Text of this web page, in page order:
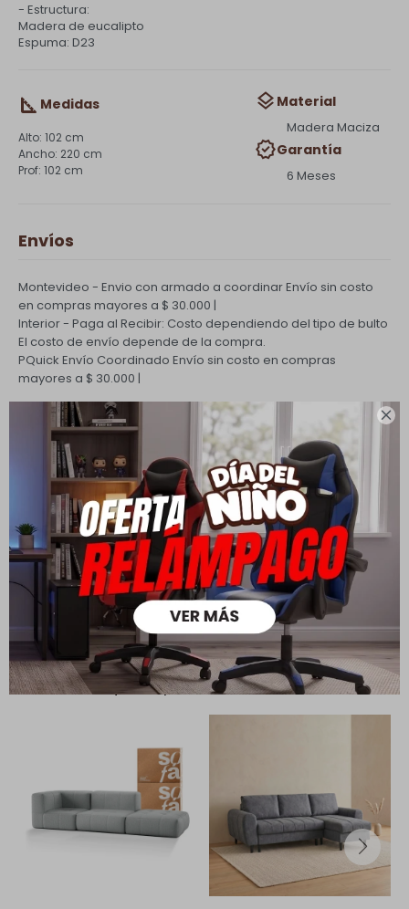

- Estructura:
Madera de eucalipto
Espuma: D23
Medidas
102 cm
220 cm
102 cm
Material
Madera Maciza
Garantía
6 Meses
Envíos
Montevideo - Envio con armado a coordinarEnvío sin costo
en compras mayores a $ 30.000 |
Interior - Paga al Recibir: Costo dependiendo del tipo de bulto
El costo de envío depende de la compra.
PQuick Envío Coordinado Envío sin costo en compras
mayores a $ 30.000 |
Cambios y Devoluciones
Todas las compras realizadas tienen un plazo de 5 días para
su cambio.
Ver mas
Medios de pago
Productos que te pueden interesar